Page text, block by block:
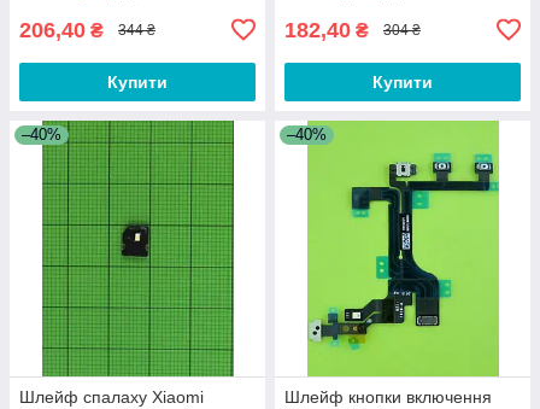
206,40 ₴ 344 ₴
Купити
182,40 ₴ 304 ₴
Купити
–40%
Шлейф спалаху Xiaomi
–40%
Шлейф кнопки включення